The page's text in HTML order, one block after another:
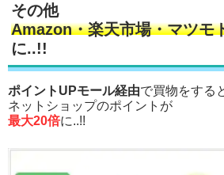
その他
Amazon・楽天市場・マツモ
に..!!
ポイントUPモール経由で買物をする
ネットショップのポイントが
最大20倍に..!!